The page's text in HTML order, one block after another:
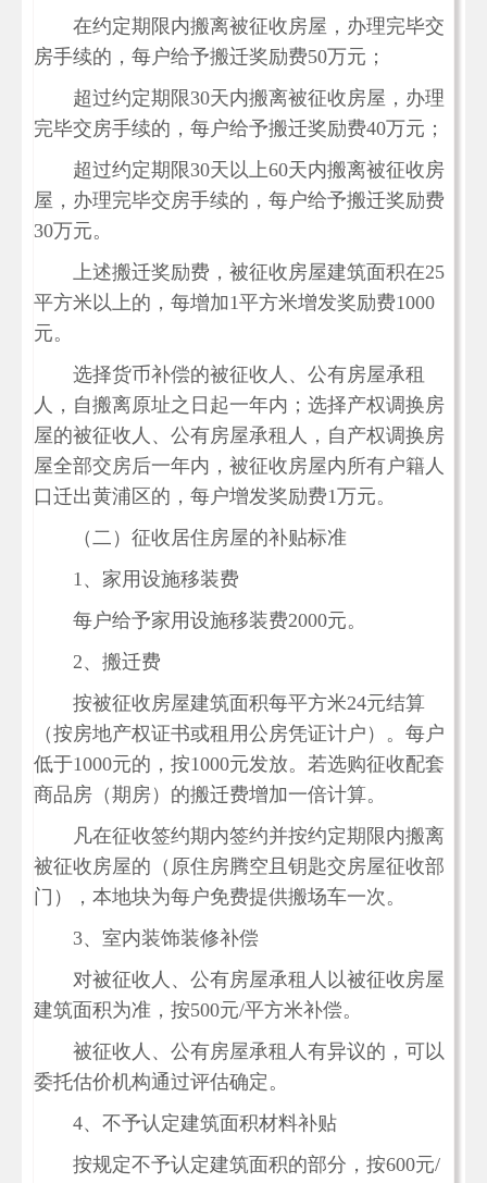
在约定期限内搬离被征收房屋，办理完毕交
房手续的，每户给予搬迁奖励费50万元；
超过约定期限30天内搬离被征收房屋，办理
完毕交房手续的，每户给予搬迁奖励费40万元；
超过约定期限30天以上60天内搬离被征收房
屋，办理完毕交房手续的，每户给予搬迁奖励费
30万元。
上述搬迁奖励费，被征收房屋建筑面积在25
平方米以上的，每增加1平方米增发奖励费1000
元。
选择货币补偿的被征收人、公有房屋承租
人，自搬离原址之日起一年内；选择产权调换房
屋的被征收人、公有房屋承租人，自产权调换房
屋全部交房后一年内，被征收房屋内所有户籍人
口迁出黄浦区的，每户增发奖励费1万元。
（二）征收居住房屋的补贴标准
1、家用设施移装费
每户给予家用设施移装费2000元。
2、搬迁费
按被征收房屋建筑面积每平方米24元结算
（按房地产权证书或租用公房凭证计户）。每户
低于1000元的，按1000元发放。若选购征收配套
商品房（期房）的搬迁费增加一倍计算。
凡在征收签约期内签约并按约定期限内搬离
被征收房屋的（原住房腾空且钥匙交房屋征收部
门），本地块为每户免费提供搬场车一次。
3、室内装饰装修补偿
对被征收人、公有房屋承租人以被征收房屋
建筑面积为准，按500元/平方米补偿。
被征收人、公有房屋承租人有异议的，可以
委托估价机构通过评估确定。
4、不予认定建筑面积材料补贴
按规定不予认定建筑面积的部分，按600元/